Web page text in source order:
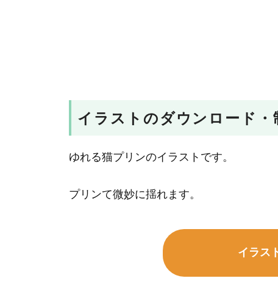
イラストのダウンロード・
ゆれる猫プリンのイラストです。
プリンて微妙に揺れます。
イラス